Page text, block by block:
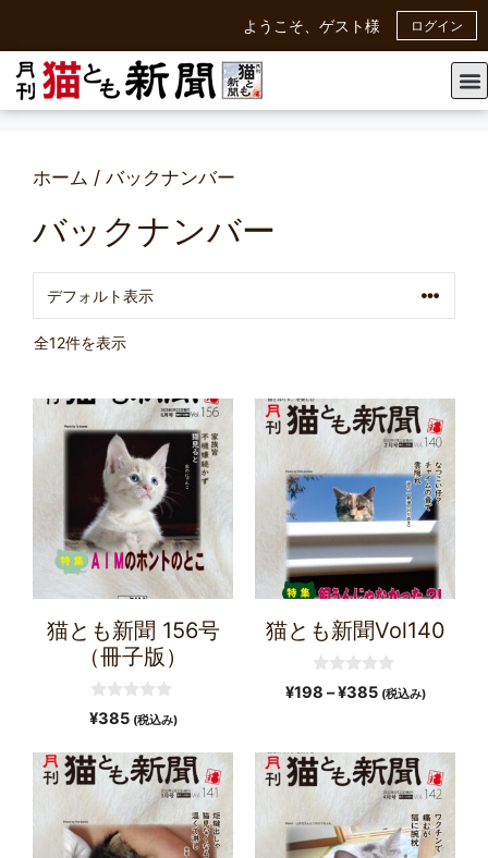
ようこそ、ゲスト様 ログイン
ホーム / バックナンバー
バックナンバー
全12件を表示
猫とも新聞 156号
（冊子版）
0
o
t
o
f
¥385 (税込み)
猫とも新聞Vol140
0
o
f
5
¥198 –¥385 (税込み)